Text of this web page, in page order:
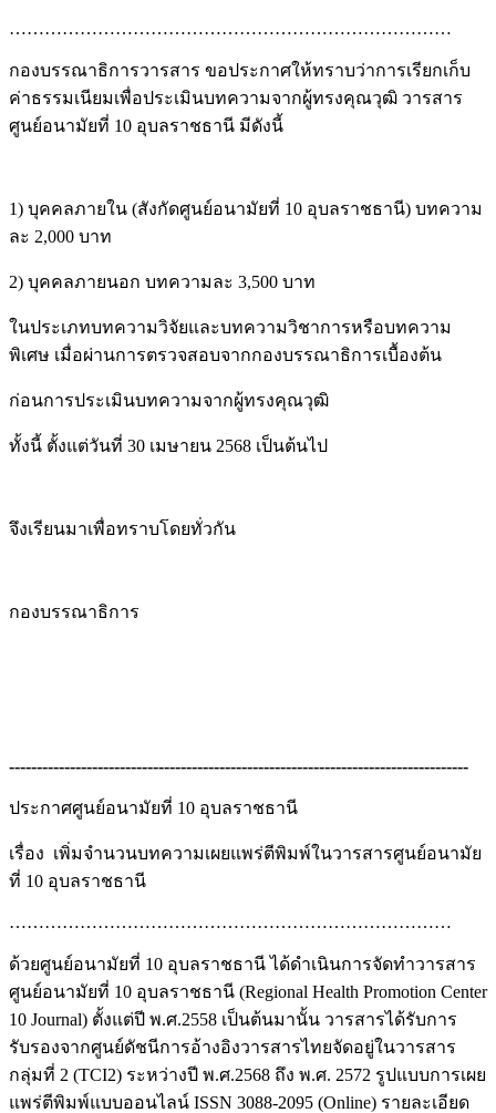
…………………………………………………………………
กองบรรณาธิการวารสาร ขอประกาศให้ทราบว่าการเรียกเก็บ
ค่าธรรมเนียมเพื่อประเมินบทความจากผู้ทรงคุณวุฒิ วารสาร
ศูนย์อนามัยที่ 10 อุบลราชธานี มีดังนี้
1) บุคคลภายใน (สังกัดศูนย์อนามัยที่ 10 อุบลราชธานี) บทความ
ละ 2,000 บาท
2) บุคคลภายนอก บทความละ 3,500 บาท
ในประเภทบทความวิจัยและบทความวิชาการหรือบทความ
พิเศษ เมื่อผ่านการตรวจสอบจากกองบรรณาธิการเบื้องต้น
ก่อนการประเมินบทความจากผู้ทรงคุณวุฒิ
ทั้งนี้ ตั้งแต่วันที่ 30 เมษายน 2568 เป็นต้นไป
จึงเรียนมาเพื่อทราบโดยทั่วกัน
กองบรรณาธิการ
-----------------------------------------------------------------------------------
ประกาศศูนย์อนามัยที่ 10 อุบลราชธานี
เรื่อง เพิ่มจำนวนบทความเผยแพร่ตีพิมพ์ในวารสารศูนย์อนามัย
ที่ 10 อุบลราชธานี
…………………………………………………………………
ด้วยศูนย์อนามัยที่ 10 อุบลราชธานี ได้ดำเนินการจัดทำวารสาร
ศูนย์อนามัยที่ 10 อุบลราชธานี (Regional Health Promotion Center
10 Journal) ตั้งแต่ปี พ.ศ.2558 เป็นต้นมานั้น วารสารได้รับการ
รับรองจากศูนย์ดัชนีการอ้างอิงวารสารไทยจัดอยู่ในวารสาร
กลุ่มที่ 2 (TCI2) ระหว่างปี พ.ศ.2568 ถึง พ.ศ. 2572 รูปแบบการเผย
แพร่ตีพิมพ์แบบออนไลน์ ISSN 3088-2095 (Online) รายละเอียด